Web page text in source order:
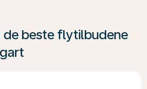
de beste flytilbudene